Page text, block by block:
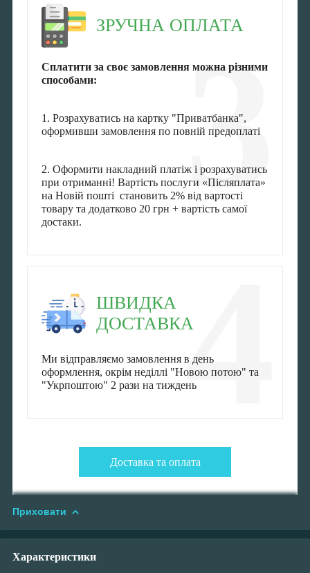
3
ЗРУЧНА ОПЛАТА
Сплатити за своє замовлення можна різними
способами:
1. Розрахуватись на картку "Приватбанка",
оформивши замовлення по повній предоплаті
2. Оформити накладний платіж і розрахуватись
при отриманні! Вартість послуги «Післяплата»
на Новій пошті становить 2% від вартості
товару та додатково 20 грн + вартість самої
достаки.
4
ШВИДКА
ДОСТАВКА
Ми відправляємо замовлення в день
оформлення, окрім неділлі "Новою потою" та
"Укрпоштою" 2 рази на тиждень
Доставка та оплата
Приховати
Характеристики